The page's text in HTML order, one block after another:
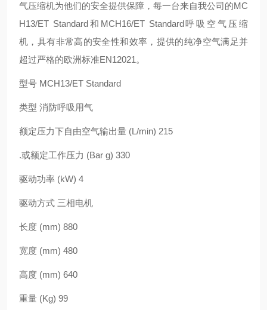
气压缩机为他们的安全提供保障，每一台来自我公司的MC
H13/ET Standard和MCH16/ET Standard呼吸空气压缩
机，具有非常高的安全性和效率，提供的纯净空气满足并
超过严格的欧洲标准EN12021。
型号 MCH13/ET Standard
类型 消防呼吸用气
额定压力下自由空气输出量 (L/min) 215
.或额定工作压力 (Bar g) 330
驱动功率 (kW) 4
驱动方式 三相电机
长度 (mm) 880
宽度 (mm) 480
高度 (mm) 640
重量 (Kg) 99